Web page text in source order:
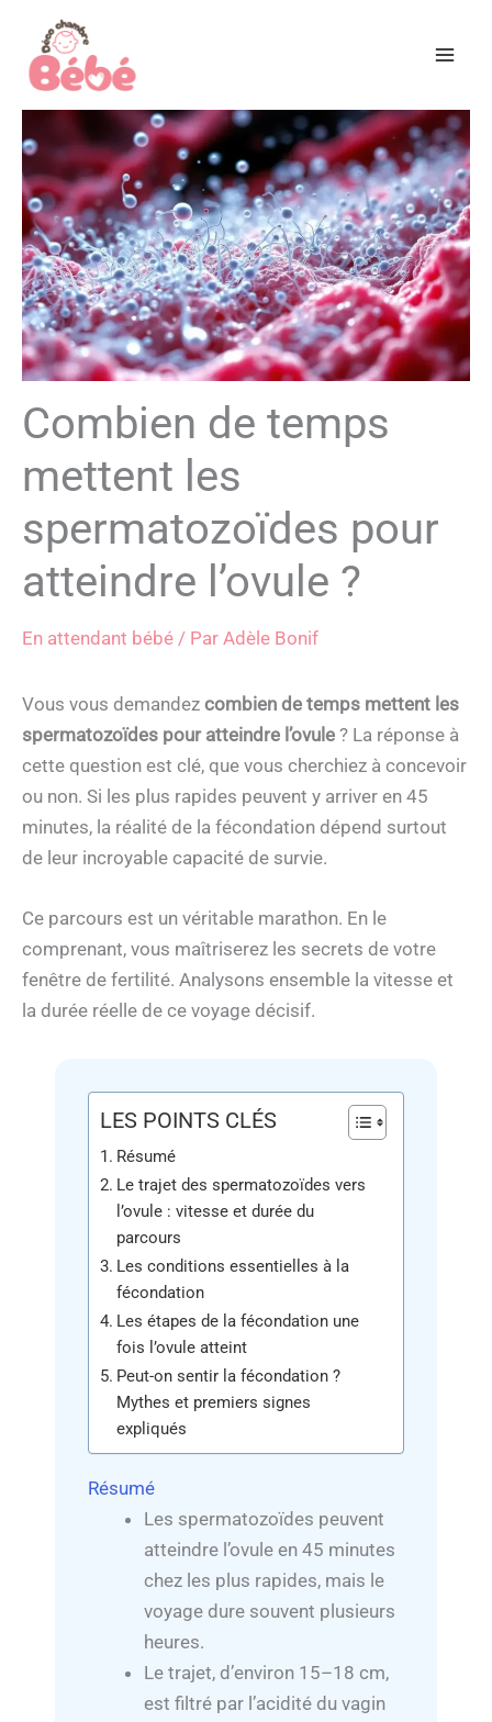
contenu
Combien de temps
mettent les
spermatozoïdes pour
atteindre l’ovule ?
En attendant bébé / Par Adèle Bonif
Vous vous demandez combien de temps mettent les
spermatozoïdes pour atteindre l’ovule ? La réponse à
cette question est clé, que vous cherchiez à concevoir
ou non. Si les plus rapides peuvent y arriver en 45
minutes, la réalité de la fécondation dépend surtout
de leur incroyable capacité de survie.
Ce parcours est un véritable marathon. En le
comprenant, vous maîtriserez les secrets de votre
fenêtre de fertilité. Analysons ensemble la vitesse et
la durée réelle de ce voyage décisif.
LES POINTS CLÉS
Résumé
Le trajet des spermatozoïdes vers
l’ovule : vitesse et durée du
parcours
Les conditions essentielles à la
fécondation
Les étapes de la fécondation une
fois l’ovule atteint
Peut-on sentir la fécondation ?
Mythes et premiers signes
expliqués
Résumé
Les spermatozoïdes peuvent
atteindre l’ovule en 45 minutes
chez les plus rapides, mais le
voyage dure souvent plusieurs
heures.
Le trajet, d’environ 15–18 cm,
est filtré par l’acidité du vagin